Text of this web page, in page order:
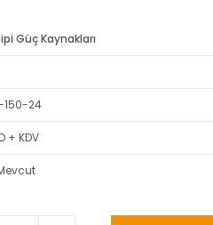
Güç Kaynakları
150-24
+ KDV